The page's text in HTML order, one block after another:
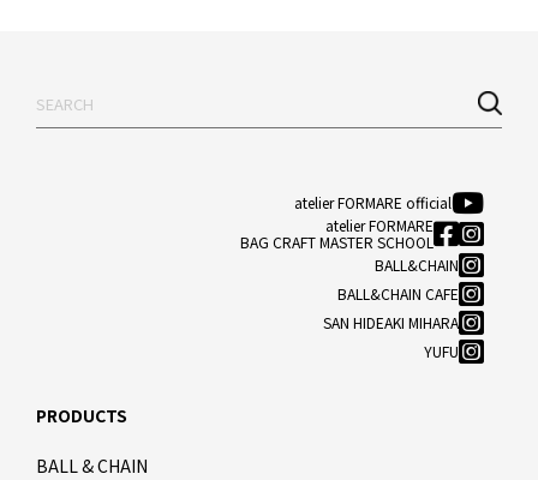
atelier FORMARE official
atelier FORMARE
BAG CRAFT MASTER SCHOOL
BALL&CHAIN
BALL&CHAIN CAFE
SAN HIDEAKI MIHARA
YUFU
PRODUCTS
BALL & CHAIN